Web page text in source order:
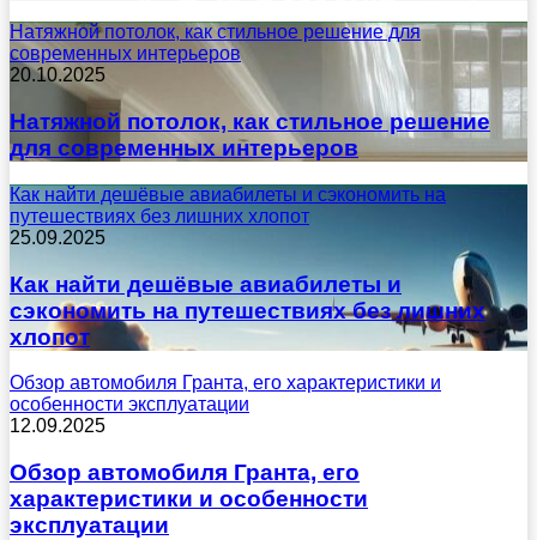
Натяжной потолок, как стильное решение для
современных интерьеров
20.10.2025
Натяжной потолок, как стильное решение
для современных интерьеров
Как найти дешёвые авиабилеты и сэкономить на
путешествиях без лишних хлопот
25.09.2025
Как найти дешёвые авиабилеты и
сэкономить на путешествиях без лишних
хлопот
Обзор автомобиля Гранта, его характеристики и
особенности эксплуатации
12.09.2025
Обзор автомобиля Гранта, его
характеристики и особенности
эксплуатации